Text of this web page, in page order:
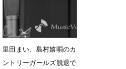
里田まい、島村嬉唄のカ
ントリーガールズ脱退で